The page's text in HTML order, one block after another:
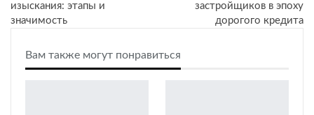
изыскания: этапы и
значимость
застройщиков в эпоху
дорогого кредита
Вам также могут понравиться